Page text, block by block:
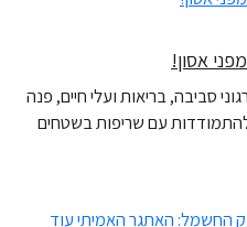
אסון!
סביבה, בריאות ועלי חיים, פנה
עם שריפות בשטחים